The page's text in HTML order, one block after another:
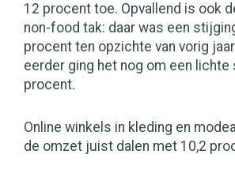
12 procent toe. Opvallend is ook
non-food tak: daar was een
procent ten opzichte van vorig
eerder ging het nog om een lichte
procent.
Online winkels in kleding en
de omzet juist dalen met 10,2